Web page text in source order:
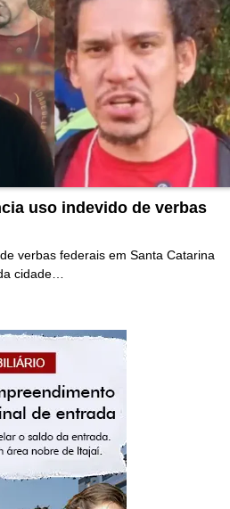
uso indevido de verbas
verbas federais em Santa Catarina
cidade…